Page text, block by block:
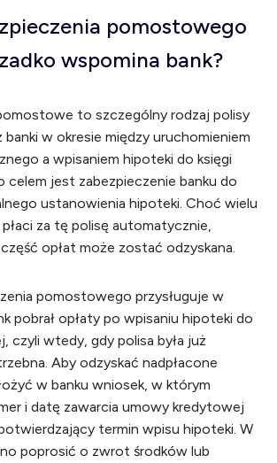
pomostowego
wspomina bank?
to szczególny rodzaj polisy
banki w okresie między uruchomieniem
a wpisaniem hipoteki do księgi
celem jest zabezpieczenie banku do
ustanowienia hipoteki. Choć wielu
za tę polisę automatycznie,
opłat może zostać odzyskana.
pomostowego przysługuje w
pobrał opłaty po wpisaniu hipoteki do
czyli wtedy, gdy polisa była już
Aby odzyskać nadpłacone
w banku wniosek, w którym
i datę zawarcia umowy kredytowej
termin wpisu hipoteki. W
poprosić o zwrot środków lub